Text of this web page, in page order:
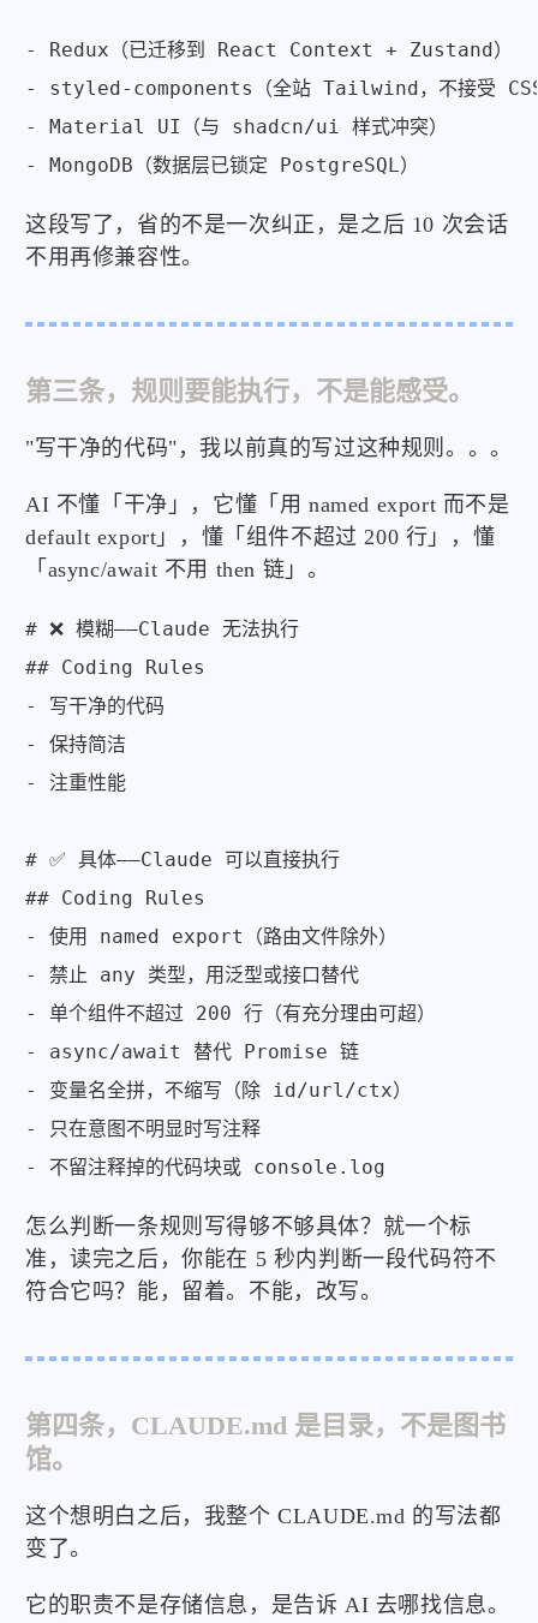
- Redux（已迁移到 React Context + Zustand）
- styled-components（全站 Tailwind，不接受
- Material UI（与 shadcn/ui 样式冲突）
- MongoDB（数据层已锁定 PostgreSQL）
这段写了，省的不是一次纠正，是之后 10 次会话
不用再修兼容性。
第三条，规则要能执行，不是能感受。
"写干净的代码"，我以前真的写过这种规则。。。
AI 不懂「干净」，它懂「用 named export 而不是
default export」，懂「组件不超过 200 行」，懂
「async/await 不用 then 链」。
# ❌ 模糊——Claude 无法执行
## Coding Rules
- 写干净的代码
- 保持简洁
- 注重性能
# ✅ 具体——Claude 可以直接执行
## Coding Rules
- 使用 named export（路由文件除外）
- 禁止 any 类型，用泛型或接口替代
- 单个组件不超过 200 行（有充分理由可超）
- async/await 替代 Promise 链
- 变量名全拼，不缩写（除 id/url/ctx）
- 只在意图不明显时写注释
- 不留注释掉的代码块或 console.log
怎么判断一条规则写得够不够具体？就一个标
准，读完之后，你能在 5 秒内判断一段代码符不
符合它吗？能，留着。不能，改写。
第四条，CLAUDE.md 是目录，不是图书
馆。
这个想明白之后，我整个 CLAUDE.md 的写法都
变了。
它的职责不是存储信息，是告诉 AI 去哪找信息。